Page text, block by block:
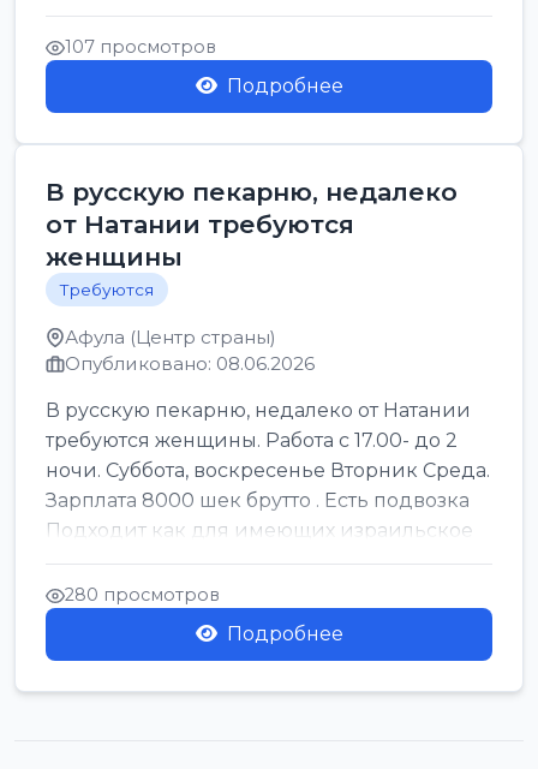
для синих бумаг и виз) -...
107 просмотров
Подробнее
В русскую пекарню, недалеко
от Натании требуются
женщины
Требуются
Афула (Центр страны)
Опубликовано: 08.06.2026
В русскую пекарню, недалеко от Натании
требуются женщины. Работа с 17.00- до 2
ночи. Суббота, воскресенье Вторник Среда.
Зарплата 8000 шек брутто . Есть подвозка
Подходит как для имеющих израильское
г...
280 просмотров
Подробнее